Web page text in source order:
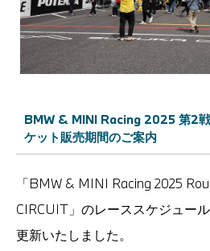
BMW & MINI Racing 2025 第2
ケット販売期間のご案内
「BMW & MINI Racing 2025
CIRCUIT」のレーススケジュー
更新いたしました。